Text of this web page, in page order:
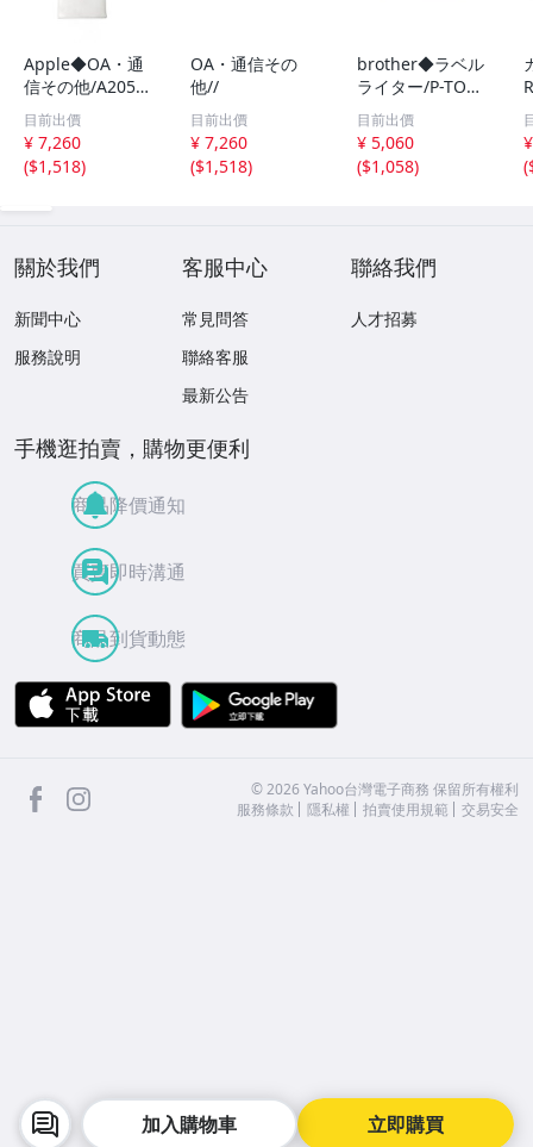
立即購買
加入購物車
Apple◆OA・通
信その他/A2051/
アップル/ペンシ
ル/第二世代//
目前出價
¥ 7,260
($1,518)
OA・通信その
他//
目前出價
¥ 7,260
($1,518)
brother◆ラベル
ライター/P-TOUC
H CUBE/PT-P300
BT//
目前出價
¥ 5,060
($1,058)
(
關於我們
新聞中心
服務說明
客服中心
常見問答
聯絡客服
最新公告
聯絡我們
人才招募
手機逛拍賣，購物更便利
商品降價通知
買賣即時溝通
商品到貨動態
APP Store
facebook ©2026 Yahoo台灣電子商務 保留所有權利
服務條款
隱私權 拍賣使用規範 交易安全